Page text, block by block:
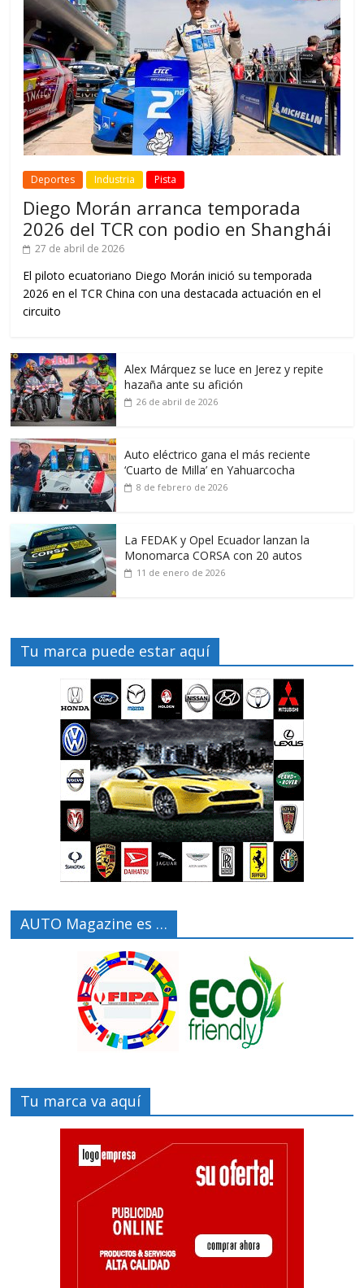
Deportes Industria Pista
Diego Morán arranca temporada
2026 del TCR con podio en Shanghái
27 de abril de 2026
El piloto ecuatoriano Diego Morán inició su temporada
2026 en el TCR China con una destacada actuación en el
circuito
Alex Márquez se luce en Jerez y repite
hazaña ante su afición
26 de abril de 2026
Auto eléctrico gana el más reciente
‘Cuarto de Milla’ en Yahuarcocha
8 de febrero de 2026
La FEDAK y Opel Ecuador lanzan la
Monomarca CORSA con 20 autos
11 de enero de 2026
Tu marca puede estar aquí
AUTO Magazine es …
Tu marca va aquí